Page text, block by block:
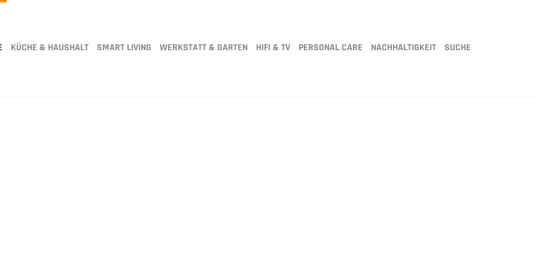
KÜCHE & HAUSHALT SMART LIVING WERKSTATT & GARTEN HIFI & TV PERSONAL CARE NACHHALTIGKEIT SUCHE